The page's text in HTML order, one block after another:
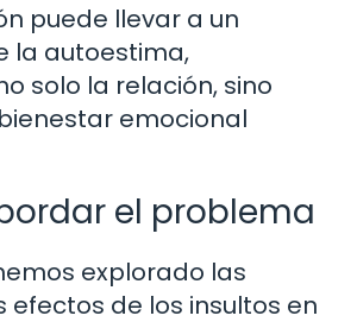
puede llevar a un
la autoestima,
solo la relación, sino
emocional
el problema
explorado las
efectos de los insultos en